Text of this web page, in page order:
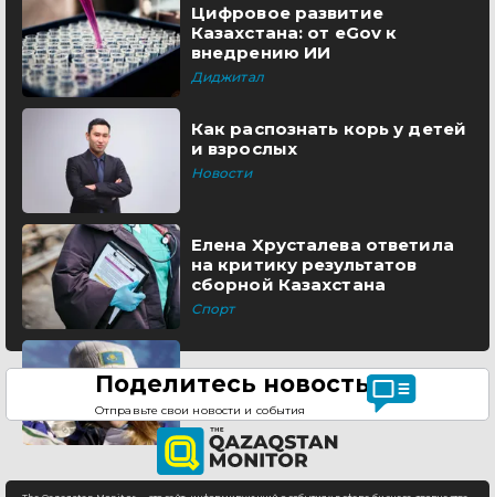
Цифровое развитие
Казахстана: от eGov к
внедрению ИИ
Диджитал
Как распознать корь у детей
и взрослых
Новости
Елена Хрусталева ответила
на критику результатов
сборной Казахстана
Спорт
Поделитесь новостью
Отправьте свои новости и события